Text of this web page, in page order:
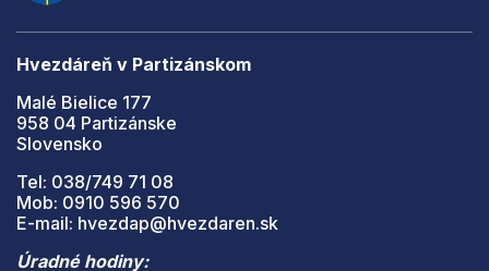
Hvezdáreň v Partizánskom
Malé Bielice 177
958 04 Partizánske
Slovensko
Tel: 038/749 71 08
Mob: 0910 596 570
E-mail: hvezdap@hvezdaren.sk
Úradné hodiny: